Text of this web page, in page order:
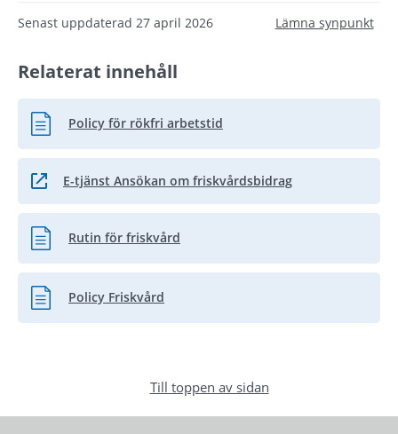
Senast uppdaterad 27 april 2026 Lämna synpunkt
Relaterat innehåll
Policy för rökfri arbetstid
Pdf, 412 kB.
E-tjänst Ansökan om friskvårdsbidrag
Länk till annan webbplats.
Rutin för friskvård
Pdf, 372.5 kB.
Policy Friskvård
Pdf, 321.1 kB.
Till toppen av sidan